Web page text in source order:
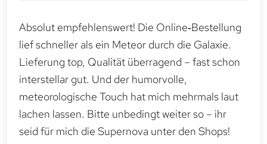
Absolut empfehlenswert! Die Online‑Bestellung
lief schneller als ein Meteor durch die Galaxie.
Lieferung top, Qualität überragend – fast schon
interstellar gut. Und der humorvolle,
meteorologische Touch hat mich mehrmals laut
lachen lassen. Bitte unbedingt weiter so – ihr
seid für mich die Supernova unter den Shops!